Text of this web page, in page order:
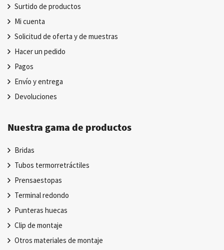
Surtido de productos
Mi cuenta
Solicitud de oferta y de muestras
Hacer un pedido
Pagos
Envío y entrega
Devoluciones
Nuestra gama de productos
Bridas
Tubos termorretráctiles
Prensaestopas
Terminal redondo
Punteras huecas
Clip de montaje
Otros materiales de montaje